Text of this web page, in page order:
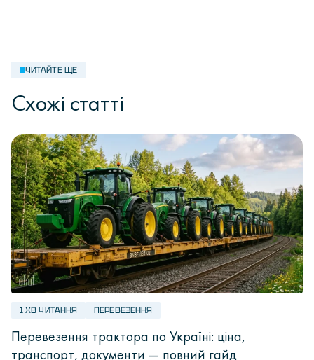
ЧИТАЙТЕ ЩЕ
Схожі статті
1 ХВ ЧИТАННЯ ПЕРЕВЕЗЕННЯ
Перевезення трактора по Україні: ціна,
транспорт, документи — повний гайд